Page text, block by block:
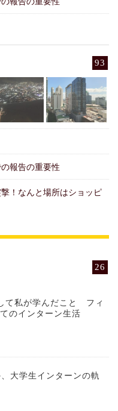
93
報告の重要性
！なんと場所はショッピ
26
て私が学んだこと フィ
のインターン生活
大学生インターンの軌